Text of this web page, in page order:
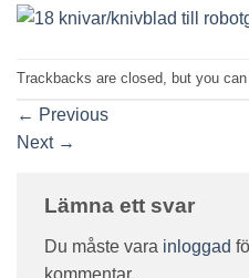
Trackbacks are closed, but you can
← Previous
Next →
Lämna ett svar
Du måste vara inloggad